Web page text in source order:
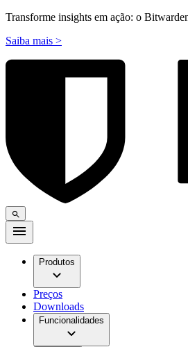
Transforme insights em ação: o
Saiba mais >
Produtos
Preços
Downloads
Funcionalidades